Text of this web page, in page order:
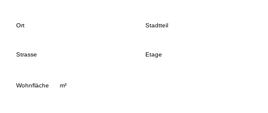
Ort Stadtteil
Strasse Etage
Wohnfläche m²